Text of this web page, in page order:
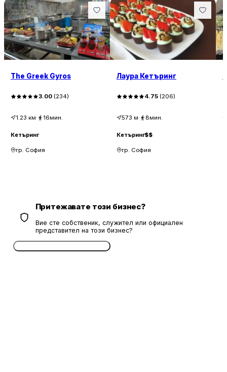
The Greek Gyros
3.00 (234)
1.23 км· 16мин.
Кетъринг
гр. София
Лаура Кетъринг
4.75 (206)
573 м· 8мин.
Кетъринг$$
гр. София
Притежавате този бизнес?
Вие сте собственик, служител или официален
представител на този бизнес?